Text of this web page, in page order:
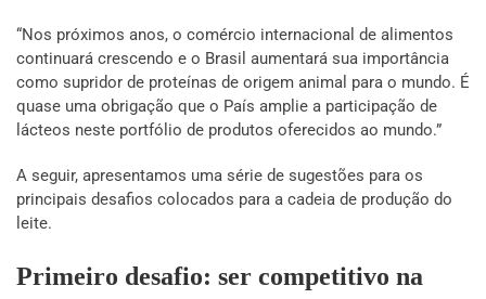
“Nos próximos anos, o comércio internacional de alimentos
continuará crescendo e o Brasil aumentará sua importância
como supridor de proteínas de origem animal para o mundo. É
quase uma obrigação que o País amplie a participação de
lácteos neste portfólio de produtos oferecidos ao mundo.”
A seguir, apresentamos uma série de sugestões para os
principais desafios colocados para a cadeia de produção do
leite.
Primeiro desafio: ser competitivo na